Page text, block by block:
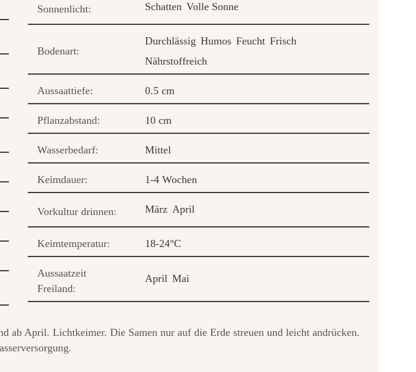
Sonnenlicht: Schatten Volle Sonne
Bodenart:
Durchlässig Humos Feucht Frisch
Nährstoffreich
Aussaattiefe: 0.5 cm
Pflanzabstand: 10 cm
Wasserbedarf: Mittel
Keimdauer: 1-4 Wochen
Vorkultur drinnen: März April
Keimtemperatur: 18-24°C
Aussaatzeit
Freiland:
April Mai
April. Lichtkeimer. Die Samen nur auf die Erde streuen und leicht andrücken.